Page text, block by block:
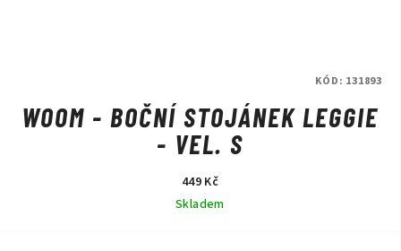
WOOM - BOČNÍ STOJÁNEK LEGGIE
- VEL. S
449 Kč
Skladem
KÓD: 131893